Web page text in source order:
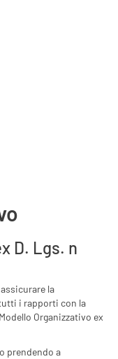
D. Lgs. n
la
i rapporti con la
Organizzativo ex
prendendo a